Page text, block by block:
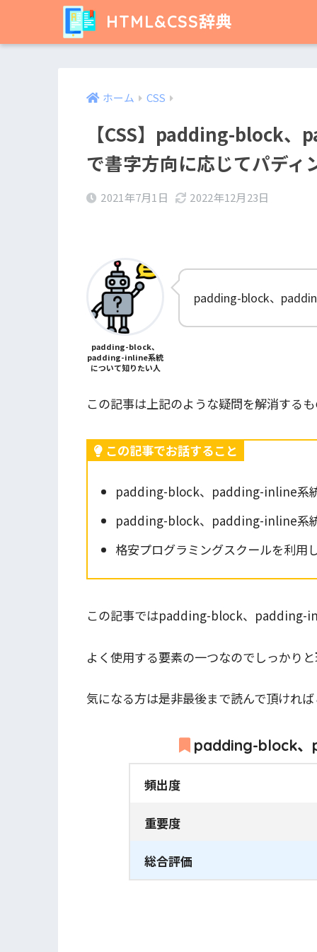
HTML&CSS辞典
ホーム CSS
【CSS】padding-block
で書字方向に応じてパディ
2021年7月1日 2022年12月23日
padding-block、
padding-inline系統
について知りたい人
padding-block、
この記事は上記のような疑問を解消する
この記事でお話すること
padding-block、padding-inline系
padding-block、padding-inline系
格安プログラミングスクールを利用
この記事ではpadding-block、padding-
よく使用する要素の一つなのでしっかり
気になる方は是非最後まで読んで頂けれ
padding-block、
頻出度
重要度
総合評価